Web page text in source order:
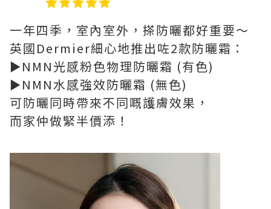
一年四季，室內室外，搽防曬都好重要～
英國Dermier細心地推出咗2款防曬霜：
►NMN光感粉色物理防曬霜 (有色)
►NMN水感強效防曬霜 (無色)
可防曬同時帶來不同嘅護膚效果，
而家仲做緊半價添！